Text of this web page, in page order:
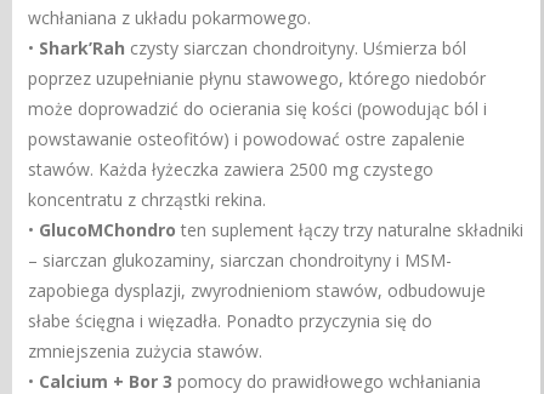
wchłaniana z układu pokarmowego.
• Shark’Rah czysty siarczan chondroityny. Uśmierza ból
poprzez uzupełnianie płynu stawowego, którego niedobór
może doprowadzić do ocierania się kości (powodując ból i
powstawanie osteofitów) i powodować ostre zapalenie
stawów. Każda łyżeczka zawiera 2500 mg czystego
koncentratu z chrząstki rekina.
• GlucoMChondro ten suplement łączy trzy naturalne składniki
– siarczan glukozaminy, siarczan chondroityny i MSM-
zapobiega dysplazji, zwyrodnieniom stawów, odbudowuje
słabe ścięgna i więzadła. Ponadto przyczynia się do
zmniejszenia zużycia stawów.
• Calcium + Bor 3 pomocy do prawidłowego wchłaniania